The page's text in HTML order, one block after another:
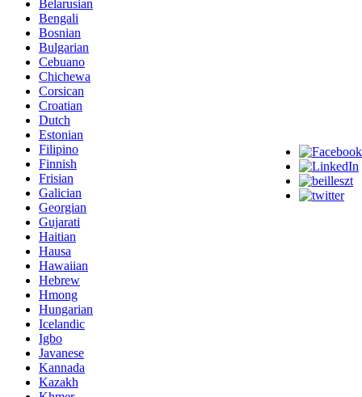
Belarusian
Bengali
Bosnian
Bulgarian
Cebuano
Chichewa
Corsican
Croatian
Dutch
Estonian
Filipino
Finnish
Frisian
Galician
Georgian
Gujarati
Haitian
Hausa
Hawaiian
Hebrew
Hmong
Hungarian
Icelandic
Igbo
Javanese
Kannada
Kazakh